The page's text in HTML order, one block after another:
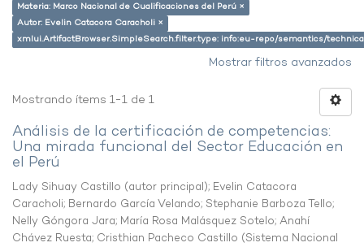
Materia: Marco Nacional de Cualificaciones del Perú ×
Autor: Evelin Catacora Caracholi ×
xmlui.ArtifactBrowser.SimpleSearch.filter.type: info:eu-repo/semantics/
Mostrar filtros avanzados
Mostrando ítems 1-1 de 1
Análisis de la certificación de competencias:
Una mirada funcional del Sector Educación en
el Perú
Lady Sihuay Castillo (autor principal); Evelin Catacora
Caracholi; Bernardo García Velando; Stephanie Barboza Tello;
Nelly Góngora Jara; María Rosa Malásquez Sotelo; Anahí
Chávez Ruesta; Cristhian Pacheco Castillo (Sistema Nacional